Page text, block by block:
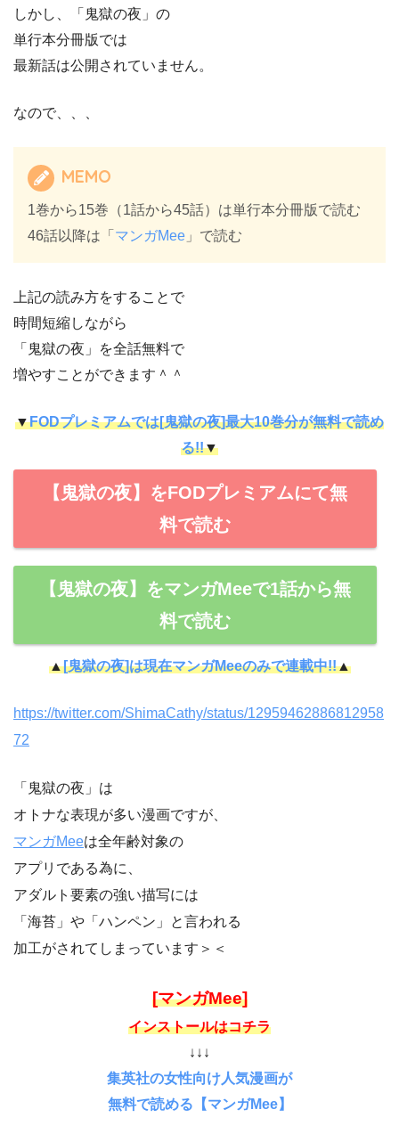
しかし、「鬼獄の夜」の
単行本分冊版では
最新話は公開されていません。
なので、、、
MEMO
1巻から15巻（1話から45話）は単行本分冊版で読む
46話以降は「 マンガMee 」で読む
上記の読み方をすることで
時間短縮しながら
「鬼獄の夜」を全話無料で
増やすことができます＾＾
▼FODプレミアムでは[鬼獄の夜]最大10巻分が無料で読め
る!!▼
【鬼獄の夜】をFODプレミアムにて無
料で読む
【鬼獄の夜】をマンガMeeで1話から無
料で読む
▲[鬼獄の夜]は現在マンガMeeのみで連載中!!▲
https://twitter.com/ShimaCathy/status/12959462886812958
72
「鬼獄の夜」は
オトナな表現が多い漫画ですが、
マンガMeeは全年齢対象の
アプリである為に、
アダルト要素の強い描写には
「海苔」や「ハンペン」と言われる
加工がされてしまっています＞＜
[マンガMee]
インストールはコチラ
↓↓↓
集英社の女性向け人気漫画が
無料で読める【マンガMee】